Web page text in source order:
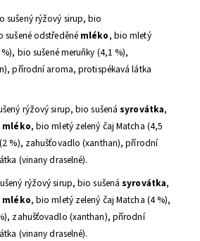
sušený rýžový sirup, bio
sušené odstředěné mléko, bio mletý
bio sušené meruňky (4,1 %),
přírodní aroma, protispékavá látka
rýžový sirup, bio sušenásyrovátka,
mléko, bio mletý zelený čaj Matcha (4,5
%), zahušťovadlo (xanthan), přírodní
(vinany draselné).
rýžový sirup, bio sušenásyrovátka,
mléko, bio mletý zelený čaj Matcha (4 %),
zahušťovadlo (xanthan), přírodní
(vinany draselné).